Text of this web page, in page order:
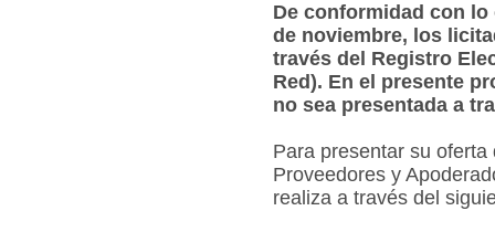
De conformidad con lo
de noviembre, los
través del Registro
Red). En el presente
no sea presentada a
Para presentar su
Proveedores y
realiza a través del